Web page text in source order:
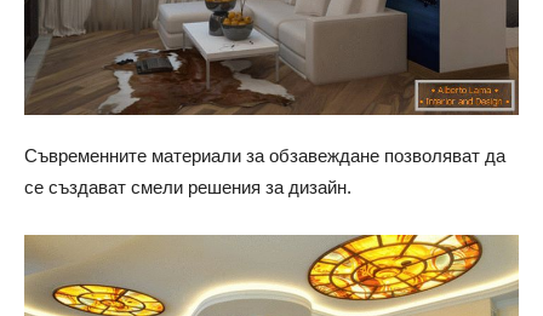
Съвременните материали за обзавеждане позволяват да
се създават смели решения за дизайн.